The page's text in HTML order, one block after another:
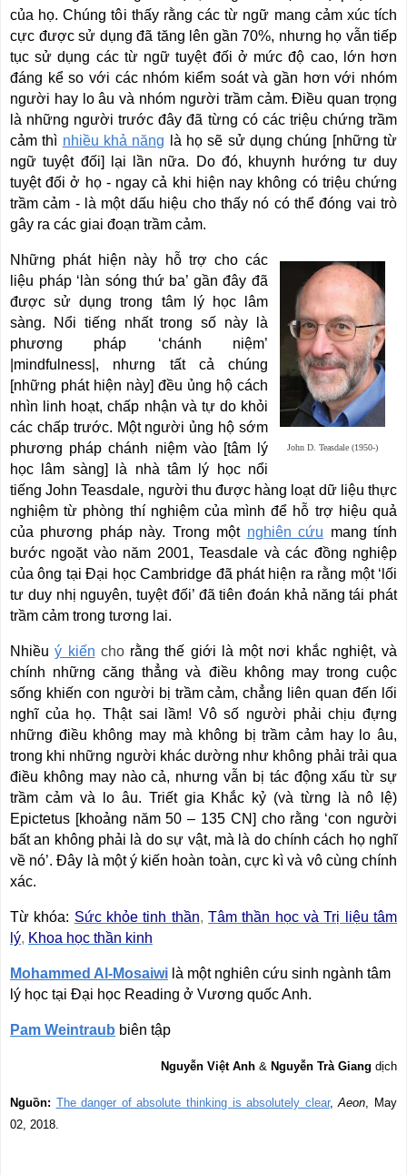
của họ. Chúng tôi thấy rằng các từ ngữ mang cảm xúc tích
cực được sử dụng đã tăng lên gần 70%, nhưng họ vẫn tiếp
tục sử dụng các từ ngữ tuyệt đối ở mức độ cao, lớn hơn
đáng kể so với các nhóm kiểm soát và gần hơn với nhóm
người hay lo âu và nhóm người trầm cảm.Điều quan trọng
là những người trước đây đã từng có các triệu chứng trầm
cảm thì nhiều khả năng là họsẽ sử dụng chúng [những từ
ngữ tuyệt đối] lại lần nữa. Do đó, khuynh hướng tư duy
tuyệt đối ở họ - ngay cả khi hiện nay không có triệu chứng
trầm cảm - là một dấu hiệu cho thấy nó có thể đóng vai trò
gây ra các giai đoạn trầm cảm.
John D. Teasdale (1950-)
Những phát hiện này hỗ trợ cho các
liệu pháp ‘làn sóng thứ ba’ gần đây đã
được sử dụng trong tâm lý học lâm
sàng. Nổi tiếng nhất trong số này là
phương pháp ‘chánh niệm’
|mindfulness|, nhưng tất cả chúng
[những phát hiện này] đều ủng hộ cách
nhìn linh hoạt, chấp nhận và tự do khỏi
các chấp trước. Một người ủng hộ sớm
phương pháp chánh niệm vào [tâm lý
học lâm sàng] là nhà tâm lý học nổi
tiếng John Teasdale, người thu được hàng loạt dữ liệu thực
nghiệm từ phòng thí nghiệm của mình để hỗ trợ hiệu quả
của phương pháp này. Trong một nghiên cứu mang tính
bước ngoặt vào năm 2001, Teasdale và các đồng nghiệp
của ông tại Đại học Cambridge đã phát hiện ra rằng một ‘lối
tư duy nhị nguyên, tuyệt đối’ đã tiên đoán khả năng tái phát
trầm cảm trong tương lai.
Nhiềuý kiến chorằng thế giới là một nơi khắc nghiệt, và
chính những căng thẳng và điều không may trong cuộc
sống khiến con người bị trầm cảm, chẳng liên quan đến lối
nghĩ của họ. Thật sai lầm! Vô số người phải chịu đựng
những điều không may mà không bị trầm cảm hay lo âu,
trong khi những người khác dường như không phải trải qua
điều không may nào cả, nhưng vẫn bị tác động xấu từ sự
trầm cảm và lo âu. Triết gia Khắc kỷ (và từng là nô lệ)
Epictetus [khoảng năm 50 – 135 CN] cho rằng ‘con người
bất an không phải là do sự vật, mà là do chính cách họ nghĩ
về nó’. Đây là một ý kiến hoàn toàn, cực kì và vô cùng chính
xác.
Từ khóa: Sức khỏe tinh thần,Tâm thần học và Trị liệu tâm
lý, Khoa học thần kinh
Mohammed Al-Mosaiwi là một nghiên cứu sinh ngành tâm
lý học tại Đại học Reading ở Vương quốc Anh.
Pam Weintraub biên tập
Nguyễn Việt Anh & Nguyễn Trà Giang dịch
Nguồn: The danger of absolute thinking is absolutely clear,Aeon , May
02, 2018.